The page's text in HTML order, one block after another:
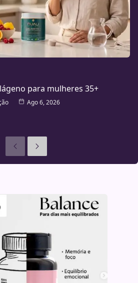
para mulheres 35+
Ago 6, 2026
AnterioresSeguinte